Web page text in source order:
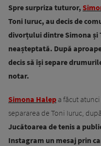
Spre surpriza tuturor,
Toni Iuruc, au decis de
divorțului dintre Simona și
neașteptată. După
decis să își separe
notar.
Simona Halep a făcut
separarea de Toni Iuruc,
Jucătoarea de tenis a
Instagram un mesaj prin